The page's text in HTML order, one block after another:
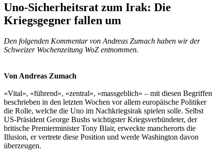
Uno-Sicherheitsrat zum Irak: Die
Kriegsgegner fallen um
Den folgenden Kommentar von Andreas Zumach haben wir der
Schweizer Wochenzeitung WoZ entnommen.
Von Andreas Zumach
«Vital», «führend», «zentral», «massgeblich» – mit diesen Begriffen
beschrieben in den letzten Wochen vor allem europäische Politiker
die Rolle, welche die Uno im Nachkriegsirak spielen solle. Selbst
US-Präsident George Bushs wichtigster Kriegsverbündeter, der
britische Premierminister Tony Blair, erweckte mancherorts die
Illusion, er vertrete diese Position und werde Washington davon
überzeugen.